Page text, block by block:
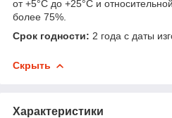
от +5°С до +25°С и
более 75%.
Срок годности: 2 года с даты
Скрыть
Характеристики